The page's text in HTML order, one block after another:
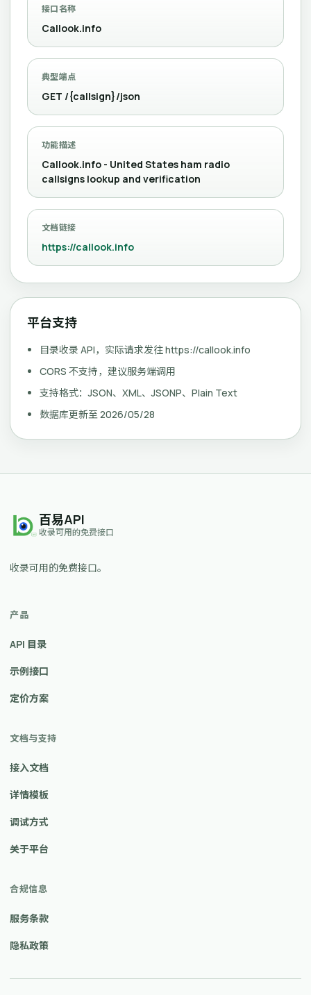
接口名称
Callook.info
典型端点
GET /{callsign}/json
功能描述
Callook.info - United States ham radio
callsigns lookup and verification
文档链接
https://callook.info
平台支持
目录收录 API，实际请求发往 https://callook.info
CORS 不支持，建议服务端调用
支持格式：JSON、XML、JSONP、Plain Text
数据库更新至 2026/05/28
百易API
收录可用的免费接口
收录可用的免费接口。
产品
API 目录
示例接口
定价方案
文档与支持
接入文档
详情模板
调试方式
关于平台
合规信息
服务条款
隐私政策